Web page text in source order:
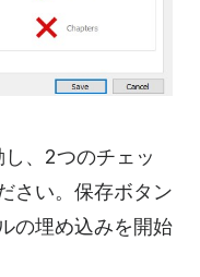
、2つのチェッ
さい。保存ボタン
の埋め込みを開始